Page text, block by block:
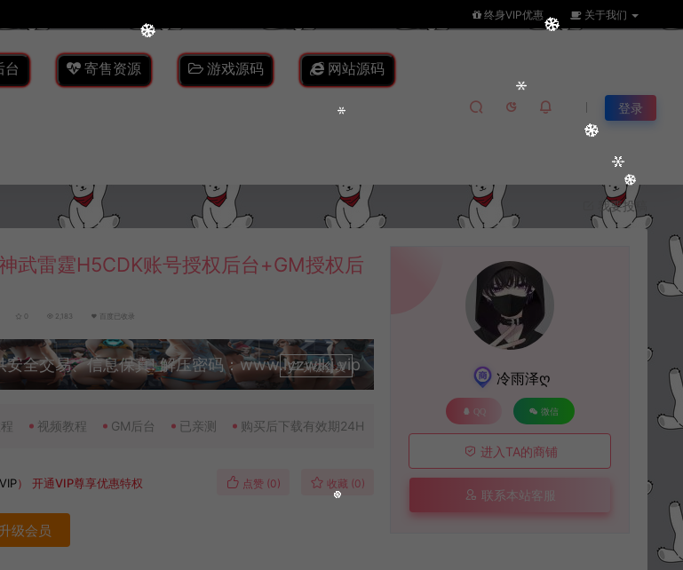
终身VIP优惠 关于我们
台 寄售资源 游戏源码 网站源码
登录
我要投稿
武雷霆H5CDK账号授权后台+GM授权后
0 2,183 百度已收录
安全交易、信息保真! 解压密码：www.lyzwlkj.vip
升级会员
视频教程 GM后台 已亲测 购买后下载有效期24H
）开通VIP尊享优惠特权 点赞 (0) 收藏 (0)
升级会员
冷雨泽ღ
QQ 微信
进入TA的商铺
联系本站客服